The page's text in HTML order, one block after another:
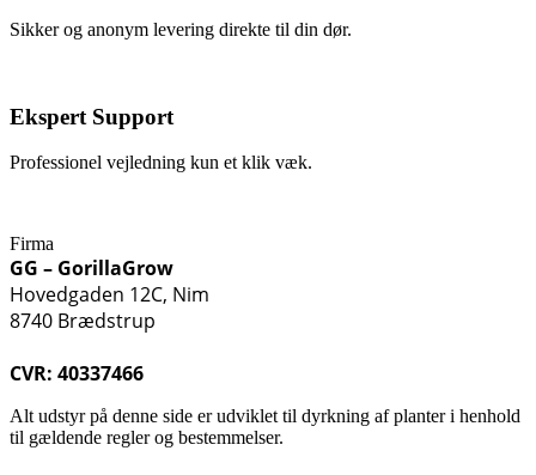
Sikker og anonym levering direkte til din dør.
Ekspert Support
Professionel vejledning kun et klik væk.
Firma
GG – GorillaGrow
Hovedgaden 12C, Nim
8740 Brædstrup
CVR: 40337466
Alt udstyr på denne side er udviklet til dyrkning af planter i henhold
til gældende regler og bestemmelser.